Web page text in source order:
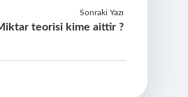
Sonraki Yazı
teorisi kime aittir ?